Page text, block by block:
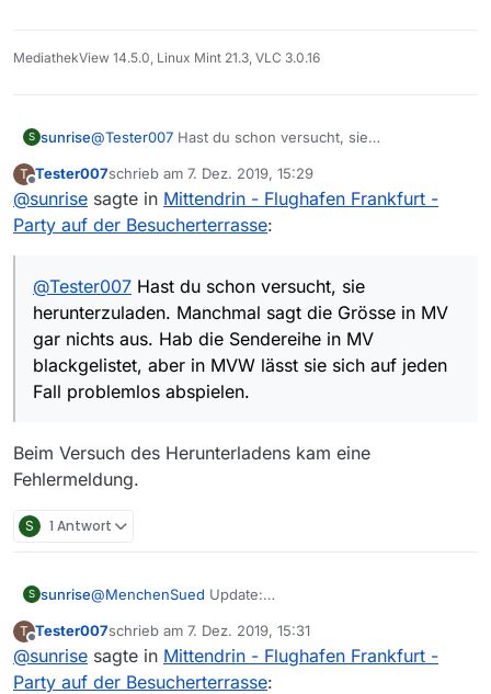
MediathekView 14.5.0, Linux Mint 21.3, VLC 3.0.16
S sunrise@Tester007 Hast du schon versucht, sie
nichts aus. Hab die Sendereihe in MV blackgelistet,
aber in MVW lässt sie sich auf jeden Fall problemlos
abspielen.
T
Offline
Tester007schrieb am 7. Dez. 2019, 15:29
zuletzt editiert von
@sunrise sagte in Mittendrin - Flughafen Frankfurt -
Party auf der Besucherterrasse:
@Tester007 Hast du schon versucht, sie
herunterzuladen. Manchmal sagt die Grösse in MV
gar nichts aus. Hab die Sendereihe in MV
blackgelistet, aber in MVW lässt sie sich auf jeden
Fall problemlos abspielen.
Beim Versuch des Herunterladens kam eine
Fehlermeldung.
S 1 Antwort
S sunrise@MenchenSued Update:
http://hrardmediathek-
a.akamaihd.net/video/as/mittendrin/2019_12/hrLogo_191
120161950_20xmittendrin-graf-folge16_1280x720-50p-
T
Offline
Tester007schrieb am 7. Dez. 2019, 15:31
zuletzt editiert von
@sunrise sagte in Mittendrin - Flughafen Frankfurt -
Party auf der Besucherterrasse: